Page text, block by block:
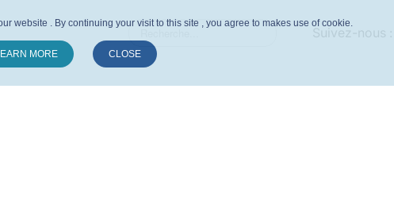
website . By continuing your visit to this site , you agree to makes use of cookie.
MORE CLOSE